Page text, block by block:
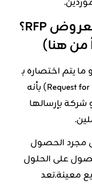
ما هو طلب تقديم العروض RFP؟
من هنا)
يتم اختصاره بـ
RFP (وهو اختصار لـ Request for Proposal) بأنه
بإرسالها
مجرد الحصول
على الحلول
معينة.تعد